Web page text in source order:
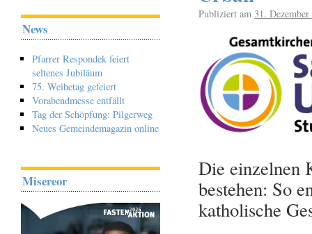
Publiziert am 31.
Die einzelnen
bestehen: So
katholische
News
Pfarrer Respondek feiert
seltenes Jubiläum
75. Weihetag gefeiert
Vorabendmesse entfällt
Tag der Schöpfung: Pilgerweg
Neues Gemeindemagazin online
Misereor